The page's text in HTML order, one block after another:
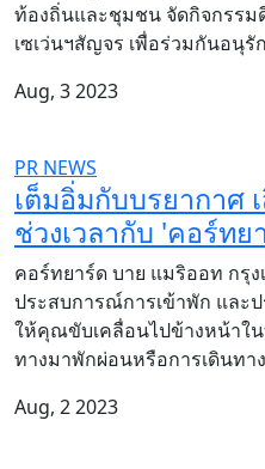
ท้องถิ่นและชุมชน จัดกิจกรรม
เซเว่นฯสัญจร เพื่อร่วมกันอนุรั
Aug, 3 2023
PR NEWS
เต็มอิ่มกับบรยากาศ
ช่วงเวลากับ 'คอร์ท
คอร์ทยาร์ด บาย แมริออท กรุ
ประสบการณ์การเข้าพัก และ
ให้คุณขับเคลื่อนไปข้างหน้าใน
ทางมาพักผ่อนหรือการเดินทา
Aug, 2 2023